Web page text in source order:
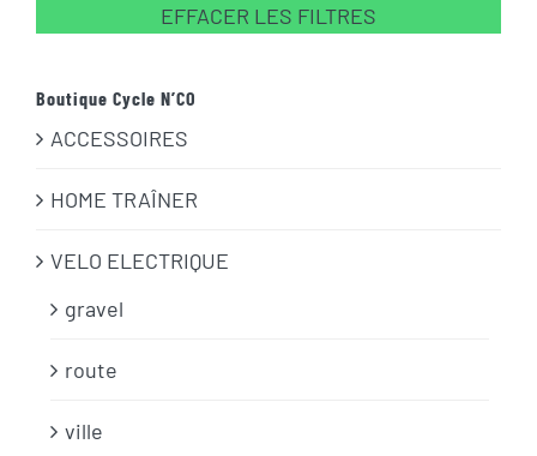
EFFACER LES FILTRES
Boutique Cycle N’CO
ACCESSOIRES
HOME TRAÎNER
VELO ELECTRIQUE
gravel
route
ville